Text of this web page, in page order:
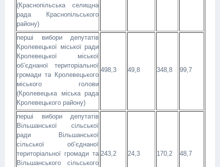
(Краснопільська селищна
рада Краснопільського
району)
перші вибори депутатів
Кролевецької міської ради
Кролевецької міської
об’єднаної територіальної
громади та Кролевецького
міського голови
(Кролевецька міська рада
Кролевецького району)
498,3 49,8 348,8 99,7
перші вибори депутатів
Вільшанської сільської
ради Вільшанської
сільської об’єднаної
територіальної громади та
Вільшанського сільського
243,2 24,3 170,2 48,7